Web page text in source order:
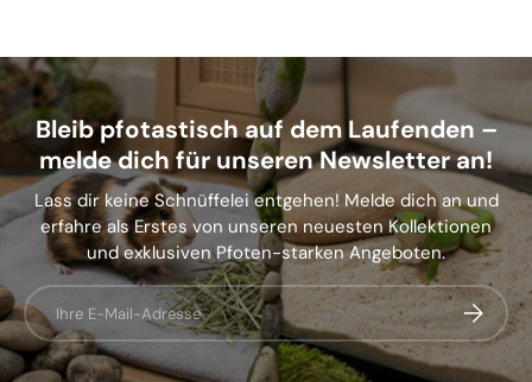
Bleib pfotastisch auf dem Laufenden –
melde dich für unseren Newsletter an!
Lass dir keine Schnüffelei entgehen! Melde dich an und
erfahre als Erstes von unseren neuesten Kollektionen
und exklusiven Pfoten-starken Angeboten.
E-Mail